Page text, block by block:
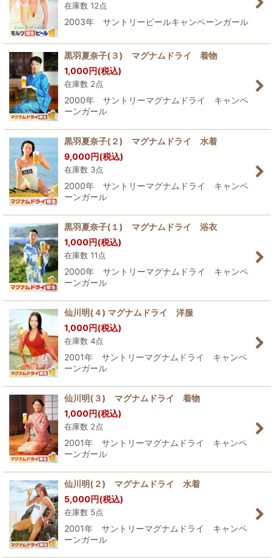
在庫数 12点
2003年 サントリービールキャンペーンガール
黒羽夏奈子(３) マグナムドライ 着物
1,000円(税込)
在庫数 2点
2000年 サントリーマグナムドライ キャンペ
ーンガール
黒羽夏奈子(２) マグナムドライ 水着
9,000円(税込)
在庫数 3点
2000年 サントリーマグナムドライ キャンペ
ーンガール
黒羽夏奈子(１) マグナムドライ 浴衣
1,000円(税込)
在庫数 11点
2000年 サントリーマグナムドライ キャンペ
ーンガール
仙川明(４) マグナムドライ 洋服
1,000円(税込)
在庫数 4点
2001年 サントリーマグナムドライ キャンペ
ーンガール
仙川明(３) マグナムドライ 着物
1,000円(税込)
在庫数 2点
2001年 サントリーマグナムドライ キャンペ
ーンガール
仙川明(２) マグナムドライ 水着
5,000円(税込)
在庫数 5点
2001年 サントリーマグナムドライ キャンペ
ーンガール